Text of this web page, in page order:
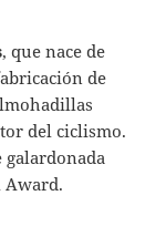
, que nace de
de
del ciclismo.
galardonada
Award.